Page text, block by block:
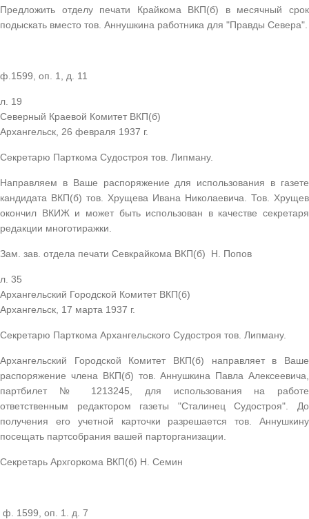
Предложить отделу печати Крайкома ВКП(б) в месячный срок
подыскать вместо тов. Аннушкина работника для "Правды Севера".
ф.1599, оп. 1, д. 11
л. 19
Северный Краевой Комитет ВКП(б)
Архангельск, 26 февраля 1937 г.
Секретарю Парткома Судостроя тов. Липману.
Направляем в Ваше распоряжение для использования в газете
кандидата ВКП(б) тов. Хрущева Ивана Николаевича. Тов. Хрущев
окончил ВКИЖ и может быть использован в качестве секретаря
редакции многотиражки.
Зам. зав. отдела печати Севкрайкома ВКП(б) Н. Попов
л. 35
Архангельский Городской Комитет ВКП(б)
Архангельск, 17 марта 1937 г.
Секретарю Парткома Архангельского Судостроя тов. Липману.
Архангельский Городской Комитет ВКП(б) направляет в Ваше
распоряжение члена ВКП(б) тов. Аннушкина Павла Алексеевича,
партбилет № 1213245, для использования на работе
ответственным редактором газеты "Сталинец Судостроя". До
получения его учетной карточки разрешается тов. Аннушкину
посещать партсобрания вашей парторганизации.
Секретарь Архгоркома ВКП(б) Н. Семин
ф. 1599, оп. 1. д. 7